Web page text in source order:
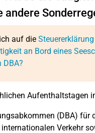
andere
auf die
an Bord eines
DBA?
Aufenthaltstagen
(DBA)
Verkehr